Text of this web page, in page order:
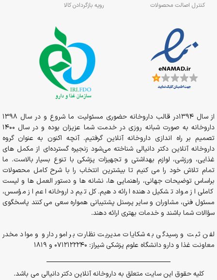
کنترل اصالت محصولات
رویه بازگردادن کالا
از سال 1394در قالب داروخانه حضوری مسئولیت ما شروع و در سال 1398
داروخانه به صورت شبانه روزی در خدمت شما عزیزان بوده و در سال 1400
تصمیم بر راه اندازی داروخانه آنلاین گرفتیم. آنچه اکنون به عنوان گروه
داروخانه آنلاین دکتر دانیالی شناخته می‌شود زنجیره گسترده‌ای از مکمل های
غذایی، ورزشی، لوازم بهداشتی و تجهیزات پزشکی با تنوع بسیار بالاست. ما
تمام تلاش خود را می کنیم تا بیشترین انتخاب را با شرح کامل محصولات
براساس توضیحات جهانی، راهنمایی ها، نشانه ها و دستور العمل ها و لیست
کاملی از مواد تشکیل دهنده ارائه دهیم. کل تیم داروخانه اعم از مؤسس،
مسئول فنی، مشاوران و سایر پرسنل پشتیبانی همواره سعی می کنند پاسخگوی
سؤالات شما باشند و خدمات بهتری ارائه دهند.
لفن ثبت و رسیدگی به شکایات مدیریت نظارت بر امور دارو و مواد مخدر
معاونت غذا و دارو دانشگاه علوم پزشکی شیراز: 0712122240 و 1819
کلیه حقوق این سایت متعلق به داروخانه آنلاین دکتر دانیالی می باشد.